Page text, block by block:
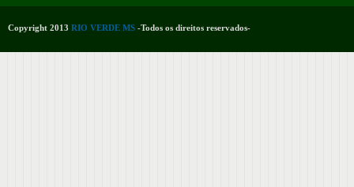
Copyright 2013 RIO VERDE MS -Todos os direitos reservados-